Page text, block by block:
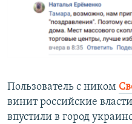
Пользователь с ником
винит российские
впустили в город